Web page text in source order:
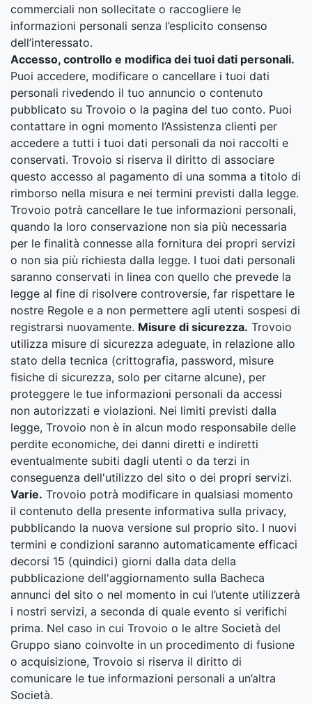
commerciali non sollecitate o raccogliere le
informazioni personali senza l’esplicito consenso
dell’interessato.
Accesso, controllo e modifica dei tuoi dati personali.
Puoi accedere, modificare o cancellare i tuoi dati
personali rivedendo il tuo annuncio o contenuto
pubblicato su Trovoio o la pagina del tuo conto. Puoi
contattare in ogni momento l’Assistenza clienti per
accedere a tutti i tuoi dati personali da noi raccolti e
conservati. Trovoio si riserva il diritto di associare
questo accesso al pagamento di una somma a titolo di
rimborso nella misura e nei termini previsti dalla legge.
Trovoio potrà cancellare le tue informazioni personali,
quando la loro conservazione non sia più necessaria
per le finalità connesse alla fornitura dei propri servizi
o non sia più richiesta dalla legge. I tuoi dati personali
saranno conservati in linea con quello che prevede la
legge al fine di risolvere controversie, far rispettare le
nostre Regole e a non permettere agli utenti sospesi di
registrarsi nuovamente. Misure di sicurezza. Trovoio
utilizza misure di sicurezza adeguate, in relazione allo
stato della tecnica (crittografia, password, misure
fisiche di sicurezza, solo per citarne alcune), per
proteggere le tue informazioni personali da accessi
non autorizzati e violazioni. Nei limiti previsti dalla
legge, Trovoio non è in alcun modo responsabile delle
perdite economiche, dei danni diretti e indiretti
eventualmente subiti dagli utenti o da terzi in
conseguenza dell'utilizzo del sito o dei propri servizi.
Varie. Trovoio potrà modificare in qualsiasi momento
il contenuto della presente informativa sulla privacy,
pubblicando la nuova versione sul proprio sito. I nuovi
termini e condizioni saranno automaticamente efficaci
decorsi 15 (quindici) giorni dalla data della
pubblicazione dell'aggiornamento sulla Bacheca
annunci del sito o nel momento in cui l’utente utilizzerà
i nostri servizi, a seconda di quale evento si verifichi
prima. Nel caso in cui Trovoio o le altre Società del
Gruppo siano coinvolte in un procedimento di fusione
o acquisizione, Trovoio si riserva il diritto di
comunicare le tue informazioni personali a un’altra
Società.